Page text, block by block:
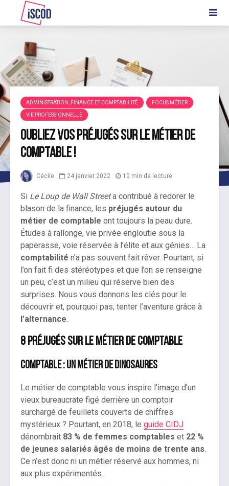
ADMINISTRATION, FINANCE ET COMPTABILITÉ FOCUS MÉTIER
VIE PROFESSIONNELLE
Oubliez vos préjugés sur le métier de
comptable !
Cécile 24 janvier 2022 10 min de lecture
Si Le Loup de Wall Streeta contribué à redorer le
blason de la finance, les préjugés autour du
métier de comptable ont toujours la peau dure.
Études à rallonge, vie privée engloutie sous la
paperasse, voie réservée à l’élite et aux génies… La
comptabilité n’a pas souvent fait rêver. Pourtant, si
l’on fait fi des stéréotypes et que l’on se renseigne
un peu, c’est un milieu qui réserve bien des
surprises. Nous vous donnons les clés pour le
découvrir et, pourquoi pas, tenter l’aventure grâce à
l’alternance.
8 préjugés sur le métier de comptable
Comptable : un métier de dinosaures
Le métier de comptable vous inspire l’image d’un
vieux bureaucrate figé derrière un comptoir
surchargé de feuillets couverts de chiffres
mystérieux ? Pourtant, en 2018, le guide CIDJ
dénombrait 83 % de femmes comptables et 22 %
de jeunes salariés âgés de moins de trente ans.
Ce n’est donc ni un métier réservé aux hommes, ni
aux plus expérimentés.